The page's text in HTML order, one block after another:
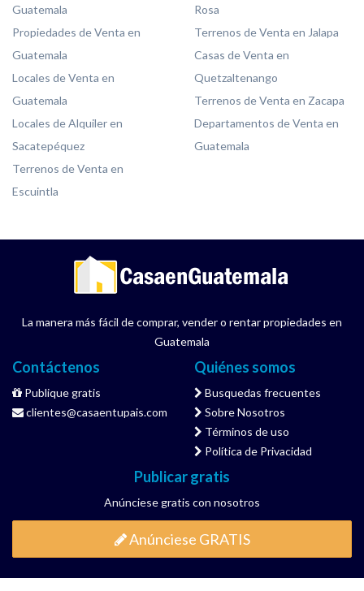
Guatemala
Propiedades de Venta en
Guatemala
Locales de Venta en
Guatemala
Locales de Alquiler en
Sacatepéquez
Terrenos de Venta en
Escuintla
Rosa
Terrenos de Venta en Jalapa
Casas de Venta en
Quetzaltenango
Terrenos de Venta en Zacapa
Departamentos de Venta en
Guatemala
La manera más fácil de comprar, vender o rentar propiedades en
Guatemala
Contáctenos
Publique gratis
clientes@casaentupais.com
Quiénes somos
Busquedas frecuentes
Sobre Nosotros
Términos de uso
Política de Privacidad
Publicar gratis
Anúnciese gratis con nosotros
Anúnciese GRATIS